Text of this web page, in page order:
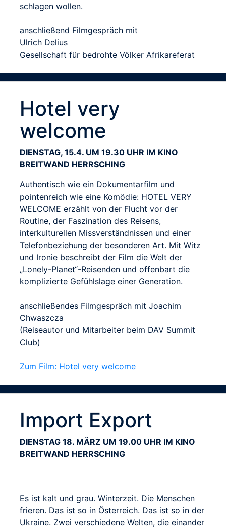
schlagen wollen.
anschließend Filmgespräch mit
Ulrich Delius
Gesellschaft für bedrohte Völker Afrikareferat
Hotel very
welcome
DIENSTAG, 15.4. UM 19.30 UHR IM KINO
BREITWAND HERRSCHING
Authentisch wie ein Dokumentarfilm und
pointenreich wie eine Komödie: HOTEL VERY
WELCOME erzählt von der Flucht vor der
Routine, der Faszination des Reisens,
interkulturellen Missverständnissen und einer
Telefonbeziehung der besonderen Art. Mit Witz
und Ironie beschreibt der Film die Welt der
„Lonely-Planet“-Reisenden und offenbart die
komplizierte Gefühlslage einer Generation.
anschließendes Filmgespräch mit Joachim
Chwaszcza
(Reiseautor und Mitarbeiter beim DAV Summit
Club)
Zum Film: Hotel very welcome
Import Export
DIENSTAG 18. MÄRZ UM 19.00 UHR IM KINO
BREITWAND HERRSCHING
Es ist kalt und grau. Winterzeit. Die Menschen
frieren. Das ist so in Österreich. Das ist so in der
Ukraine. Zwei verschiedene Welten, die einander